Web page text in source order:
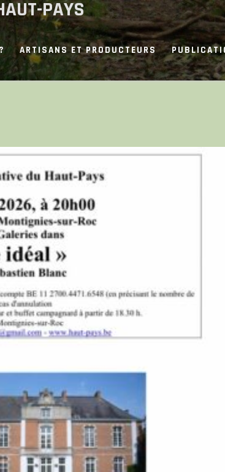
PAYS
ARTISANS ET PRODUCTEURS